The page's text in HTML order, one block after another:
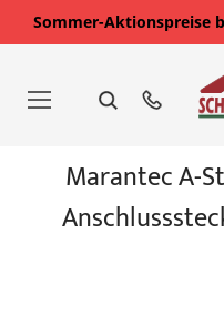
Sommer-Aktionspreise
springen
Bildgalerie
Marantec A-